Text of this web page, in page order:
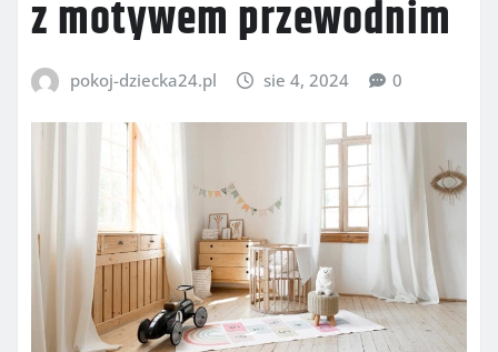
z motywem przewodnim
pokoj-dziecka24.pl sie 4, 2024 0